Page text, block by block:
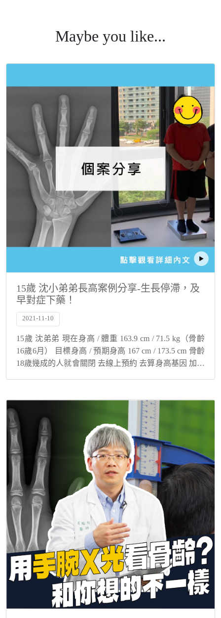
長空間 #長高診所 #成長門診 #長高門診 #科學長高 #肥胖門
#生長激素 #抑制性早熟 #骨齡檢測 #轉骨 #登大人
Maybe you like...
15歲 沈小弟弟長高案例分享-生長停滯，及
早對症下藥！
2021-11-10
15歲 沈弟弟 現在身高 / 體重 163.9 cm / 71.5 kg（骨齡
16歲6月） 目標身高 / 預期身高 167 cm / 173.5 cm 骨齡
18歲幾成的人就會關閉 去線上預約 去算身高基因 加官